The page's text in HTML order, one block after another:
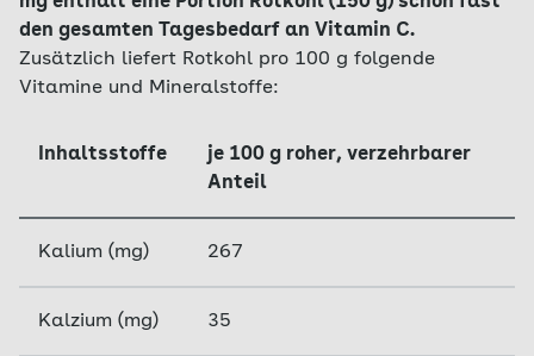
den gesamten Tagesbedarf an Vitamin C.
Zusätzlich liefert Rotkohl pro 100 g folgende
Vitamine und Mineralstoffe:
Inhaltsstoffe
je 100 g roher, verzehrbarer
Anteil
Kalium (mg) 267
Kalzium (mg) 35